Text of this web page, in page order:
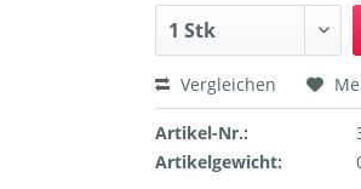
Vergleichen
Artikel-Nr.:
Artikelgewicht: